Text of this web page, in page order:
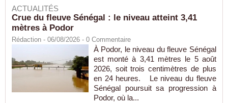
ACTUALITÉS
Crue du fleuve Sénégal : le niveau atteint 3,41
mètres à Podor
Rédaction - 06/08/2026 - 0 Commentaire
À Podor, le niveau du fleuve Sénégal
est monté à 3,41 mètres le 5 août
2026, soit trois centimètres de plus
en 24 heures. Le niveau du fleuve
Sénégal poursuit sa progression à
Podor, où la...